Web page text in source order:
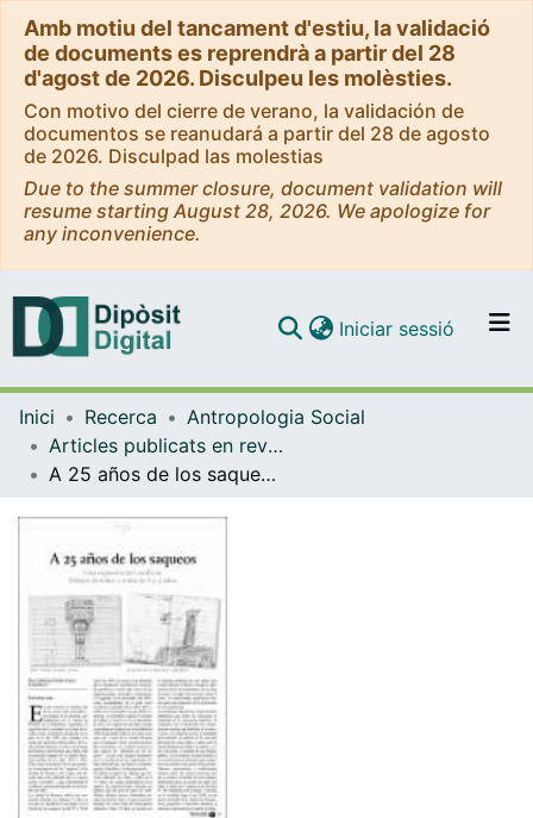
Amb motiu del tancament d'estiu, la validació
de documents es reprendrà a partir del 28
d'agost de 2026. Disculpeu les molèsties.
Con motivo del cierre de verano, la validación de
documentos se reanudará a partir del 28 de agosto
de 2026. Disculpad las molestias
Due to the summer closure, document validation will
resume starting August 28, 2026. We apologize for
any inconvenience.
Navega per tot el DD
Iniciar sessió (current)
Inici Recerca
Antropologia Social
Articles publicats en revistes (Antropologia Social)
A 25 años de los saqueos. Una expresión del conflicto: Dibujos de niños y niñas de 8 y 9 años.